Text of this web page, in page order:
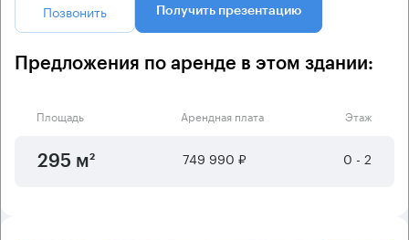
Позвонить Получить презентацию
Предложения по аренде в этом здании:
Площадь Арендная плата Этаж
295 м² 749 990 ₽ 0 - 2